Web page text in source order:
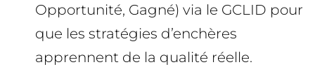
Opportunité, Gagné) via le GCLID pour
que les stratégies d’enchères
apprennent de la qualité réelle.